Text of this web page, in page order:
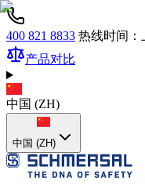
400 821 8833 热线时间：
产品对比
中国 (ZH)
中国 (ZH)